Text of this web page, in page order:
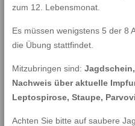
zum 12. Lebensmonat.
Es müssen wenigstens 5 der 8
die Übung stattfindet.
Mitzubringen sind:
Nachweis über aktuelle
Leptospirose, Staupe,
Achten Sie bitte auf saubere